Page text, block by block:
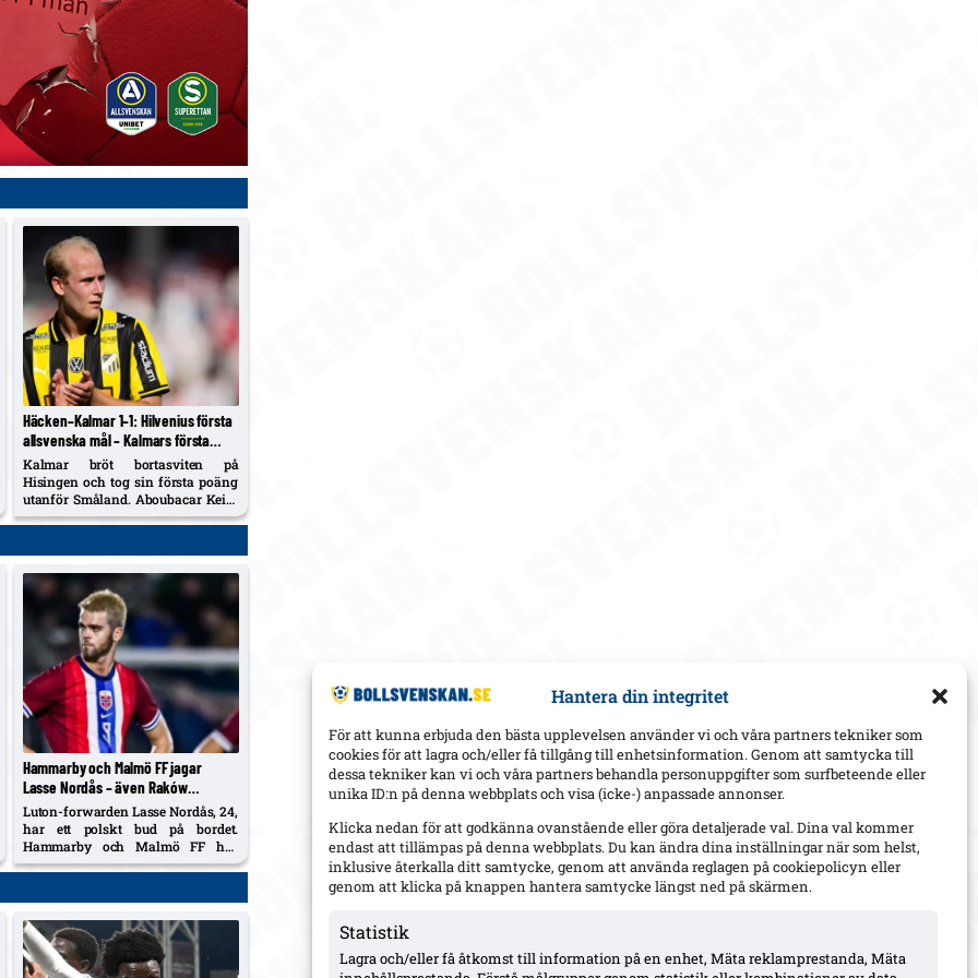
Hantera din integritet
För att kunna erbjuda den bästa upplevelsen använder vi och våra partners tekniker som
cookies för att lagra och/eller få tillgång till enhetsinformation. Genom att samtycka till
dessa tekniker kan vi och våra partners behandla personuppgifter som surfbeteende eller
unika ID:n på denna webbplats och visa (icke-) anpassade annonser.
Klicka nedan för att godkänna ovanstående eller göra detaljerade val. Dina val kommer
endast att tillämpas på denna webbplats. Du kan ändra dina inställningar när som helst,
inklusive återkalla ditt samtycke, genom att använda reglagen på cookiepolicyn eller
genom att klicka på knappen hantera samtycke längst ned på skärmen.
Statistik
Lagra och/eller få åtkomst till information på en enhet, Mäta reklamprestanda, Mäta
Häcken–Kalmar 1–1: Hilvenius första
allsvenska mål – Kalmars första
bortapoäng för säsongen
Kalmar bröt bortasviten på
Hisingen och tog sin första poäng
utanför Småland. Aboubacar Keita
nätade igen, 18-årige Harry
plats.
Hammarby och Malmö FF jagar
Lasse Nordås – även Raków
Częstochowa påstås visa intresse
Luton-forwarden Lasse Nordås, 24,
har ett polskt bud på bordet.
Hammarby och Malmö FF har
visat intresse; agentkoppling till
Heerenveen.